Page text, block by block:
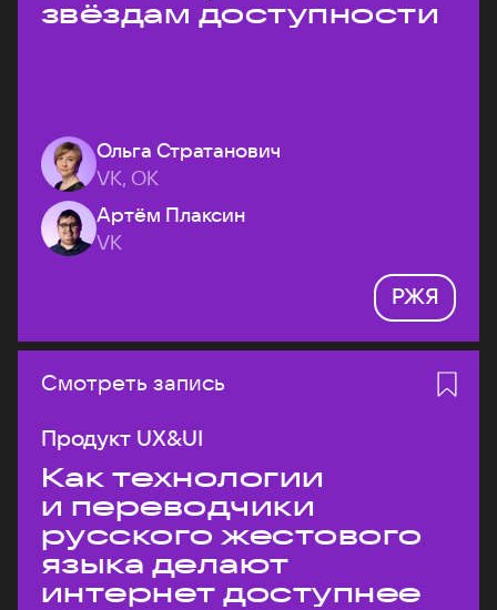
звёздам доступности
Ольга Стратанович
VK, ОК
Артём Плаксин
VK
РЖЯ
Смотреть запись
Продукт UX&UI
Как технологии
и переводчики
русского жестового
языка делают
интернет доступнее